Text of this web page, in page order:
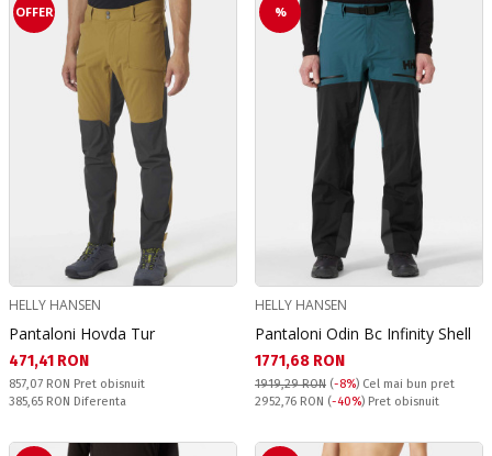
OFFER
HELLY HANSEN
Pantaloni Hovda Tur
Текуща цена:
471,41 RON
Pret obisnuit:
857,07 RON Pret obisnuit
Спестявате:
385,65 RON Diferenta
%
HELLY HANSEN
Pantaloni Odin Bc Infinity Shell
Текуща цена:
1771,68 RON
1919,29 RON (-8%) Cel mai bun pret
Pret obisnuit:
2952,76 RON (-40%) Pret obisnuit